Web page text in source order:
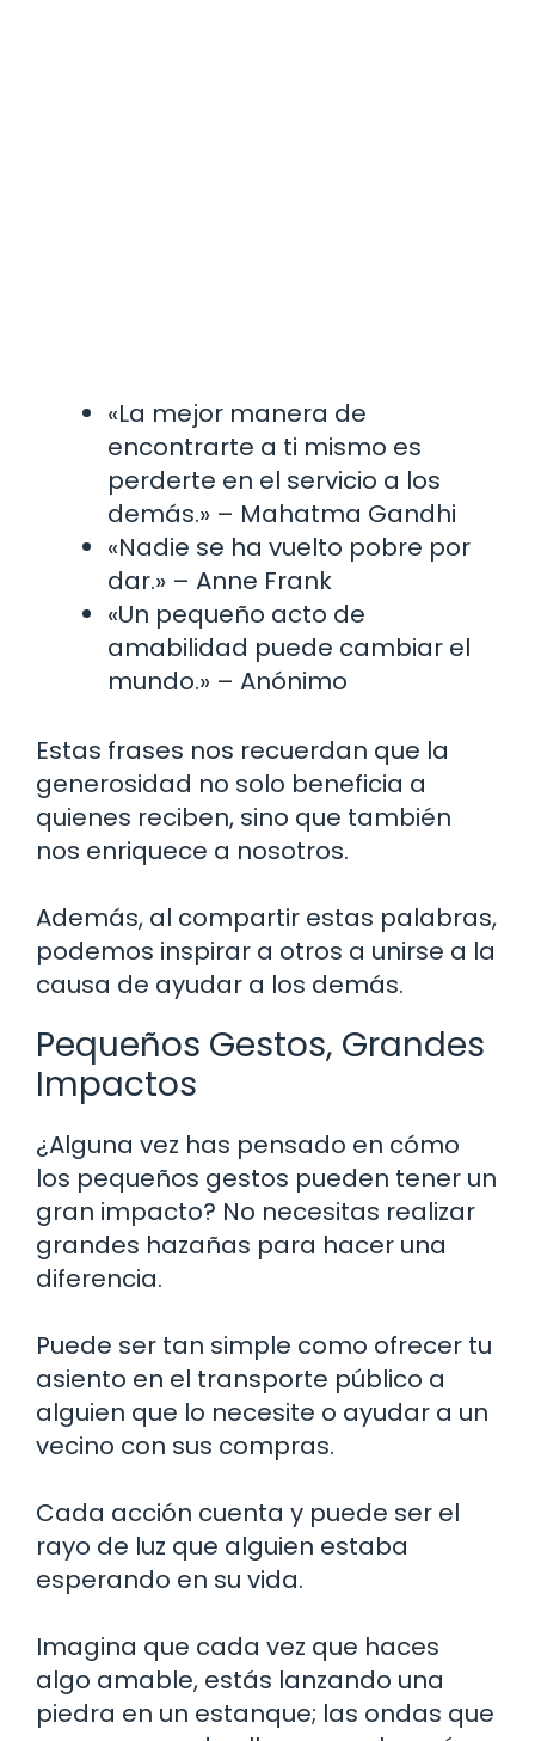
«La mejor manera de
encontrarte a ti mismo es
perderte en el servicio a los
demás.» – Mahatma Gandhi
«Nadie se ha vuelto pobre por
dar.» – Anne Frank
«Un pequeño acto de
amabilidad puede cambiar el
mundo.» – Anónimo
Estas frases nos recuerdan que la
generosidad no solo beneficia a
quienes reciben, sino que también
nos enriquece a nosotros.
Además, al compartir estas palabras,
podemos inspirar a otros a unirse a la
causa de ayudar a los demás.
Pequeños Gestos, Grandes
Impactos
¿Alguna vez has pensado en cómo
los pequeños gestos pueden tener un
gran impacto? No necesitas realizar
grandes hazañas para hacer una
diferencia.
Puede ser tan simple como ofrecer tu
asiento en el transporte público a
alguien que lo necesite o ayudar a un
vecino con sus compras.
Cada acción cuenta y puede ser el
rayo de luz que alguien estaba
esperando en su vida.
Imagina que cada vez que haces
algo amable, estás lanzando una
piedra en un estanque; las ondas que